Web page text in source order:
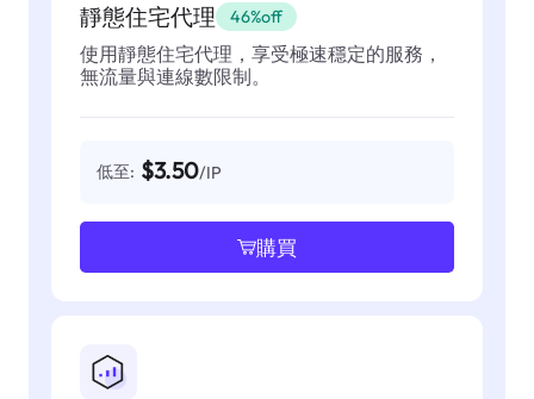
靜態住宅代理 46%off
使用靜態住宅代理，享受極速穩定的服務，
無流量與連線數限制。
低至: $3.50/IP
購買